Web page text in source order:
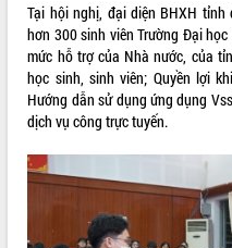
THÔNG TIN CHỈ ĐẠO ĐIỀU HÀNH
HỆ THỐNG VĂN BẢN
VĂN BẢN HĐND TỈNH
ĐIỂM TIN VĂN BẢN
QUY HOẠCH - KẾ HOẠCH
Tại hội nghị, đại diện BHXH
hơn 300 sinh viên Trường Đại
mức hỗ trợ của Nhà nước, của
học sinh, sinh viên; Quyền lợi
Hướng dẫn sử dụng ứng dụng
dịch vụ công trực tuyến.